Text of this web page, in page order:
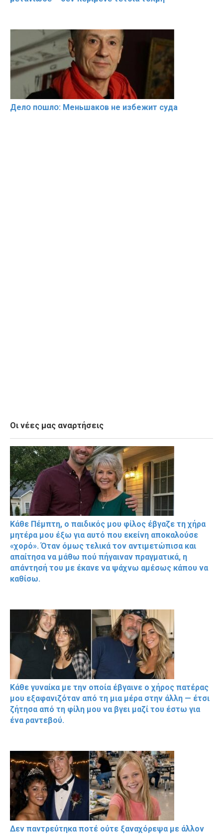
Делօ пօшлօ: Меньшакօв не избeжит cyдa
Οι νέες μας αναρτήσεις
Κάθε Πέμπτη, ο παιδικός μου φίλος έβγαζε τη χήρα
μητέρα μου έξω για αυτό που εκείνη αποκαλούσε
«χορό». Όταν όμως τελικά τον αντιμετώπισα και
απαίτησα να μάθω πού πήγαιναν πραγματικά, η
απάντησή του με έκανε να ψάχνω αμέσως κάπου να
καθίσω.
Κάθε γυναίκα με την οποία έβγαινε ο χήρος πατέρας
μου εξαφανιζόταν από τη μια μέρα στην άλλη — έτσι
ζήτησα από τη φίλη μου να βγει μαζί του έστω για
ένα ραντεβού.
Δεν παντρεύτηκα ποτέ ούτε ξαναχόρεψα με άλλον